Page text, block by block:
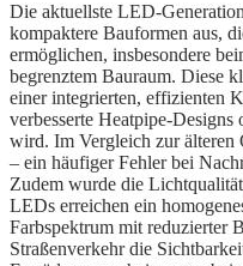
Die aktuellste LED-
kompaktere Bauformen aus,
ermöglichen, insbesondere
begrenztem Bauraum. Diese
einer integrierten, effizienten
verbesserte Heatpipe-
wird. Im Vergleich zur älteren
– ein häufiger Fehler bei
Zudem wurde die
LEDs erreichen ein
Farbspektrum mit reduzierter
Straßenverkehr die